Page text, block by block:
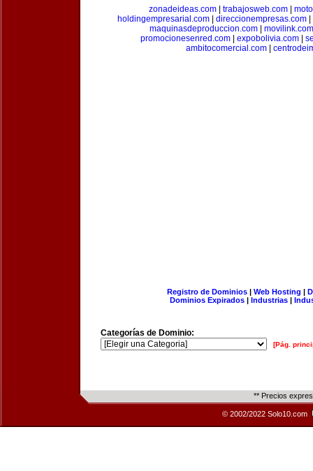
zonadeideas.com
trabajosweb.com
holdingempresarial.com
direccionempresas.com
maquinasdeproduccion.com
movilink.com
promocionesenred.com| expobolivia.com|
ambitocomercial.com
Registro de Dominios| Web Hosting |
Dominios Expirados | Industrias |
Categorías de Dominio:
[Pág.
** Precios
© 2002/2022 Solo10.com